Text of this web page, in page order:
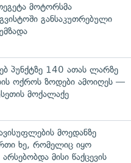
მოტორსმა
განსაკუთრებული
პუნქტზე 140 ათას ლარზე
ოქროს ზოდები ამოიღეს —
მოქალაქე
მოედანზე
ხე, რომელიც იყო
მისი წაქცევის